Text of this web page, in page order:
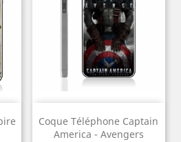
Coque Téléphone Captain
America - Avengers